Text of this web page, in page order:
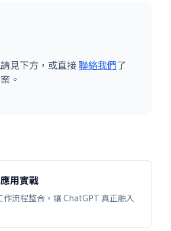
見下方，或直接聯絡我們了
。
用實戰
流程整合，讓 ChatGPT 真正融入